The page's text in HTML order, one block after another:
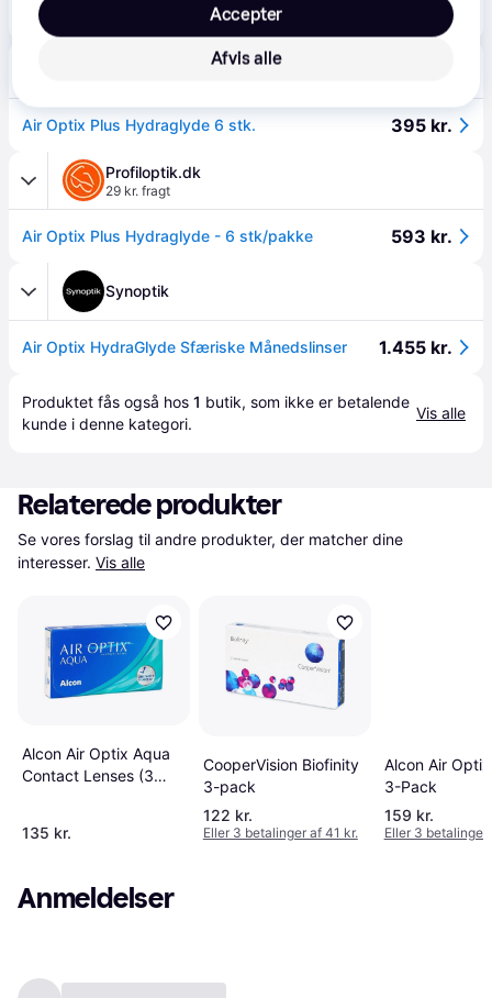
Air Optix plus HydraGlyde 6p 269 kr.
Air Optix Plus Hydraglyde 6 stk. 395 kr.
Profiloptik.dk
29 kr. fragt
Air Optix Plus Hydraglyde - 6 stk/pakke 593 kr.
Synoptik
Air Optix HydraGlyde Sfæriske Månedslinser 1.455 kr.
Produktet fås også hos 1 butik, som ikke er betalende
kunde i denne kategori.
Vis alle
Relaterede produkter
Se vores forslag til andre produkter, der matcher dine
interesser. Vis alle
Alcon Air Optix Aqua
Contact Lenses (3
135 kr.
CooperVision Biofinity
3-pack
122 kr.
Eller 3 betalinger af 41 kr.
Alcon Air
3-Pack
159 kr.
Eller 3 betalinger
Anmeldelser
Afvis alle
Accepter